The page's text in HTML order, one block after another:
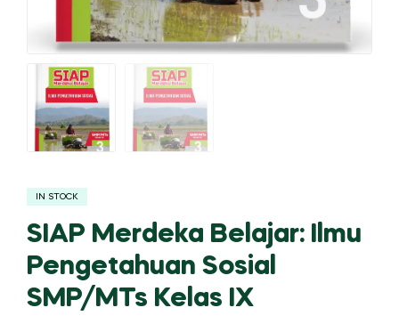
IN STOCK
SIAP Merdeka Belajar: Ilmu
Pengetahuan Sosial
SMP/MTs Kelas IX